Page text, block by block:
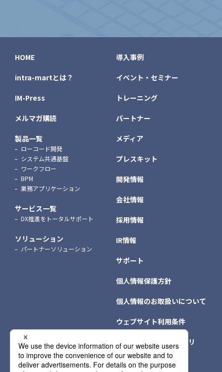
HOME
intra-martとは？
IM-Press
メルマガ購読
製品一覧
ローコード開発
システム共通基盤
ワークフロー
BPM
業務アプリケーション
サービス一覧
DX推進をトータルサポート
ソリューション
パートナーソリューション
導入事例
イベント・セミナー
トレーニング
パートナー
メディア
プレスキット
開発情報
会社情報
採用情報
IR情報
サポート
個人情報保護方針
個人情報のお取扱いについて
ウェブサイト利用条件
クッキー（Cookie）ポリ
シー